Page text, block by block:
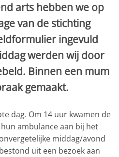
arts hebben we op
van de stichting
ingevuld
werden wij door
Binnen een mum
gemaakt.
dag. Om 14 uur kwamen de
ambulance aan bij het
middag/avond
uit een bezoek aan